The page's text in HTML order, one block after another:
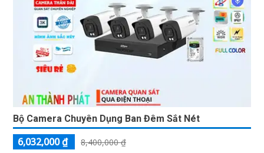
Bộ Camera Chuyên Dụng Ban Đêm Sắt Nét
6,032,000 ₫ 8,400,000 ₫